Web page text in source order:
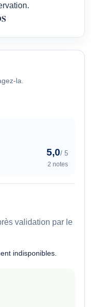
la.
5,0/ 5
2 notes
validation par le
indisponibles.